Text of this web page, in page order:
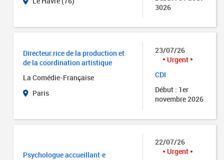
3026
Directeur.rice de la production et
de la coordination artistique
La Comédie-Française
Paris
23/07/26
Urgent
CDI
Début : 1er
novembre 2026
Psychologue accueillant·e
22/07/26
Urgent